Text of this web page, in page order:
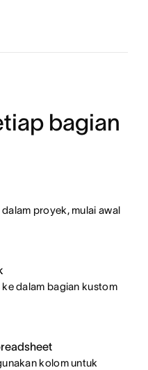
bagian
proyek, mulai awal
dalam bagian kustom
kolom untuk